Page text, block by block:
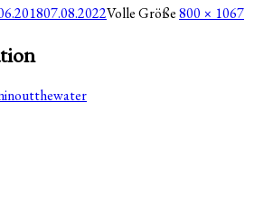
07.08.2022Volle Größe800 × 1067